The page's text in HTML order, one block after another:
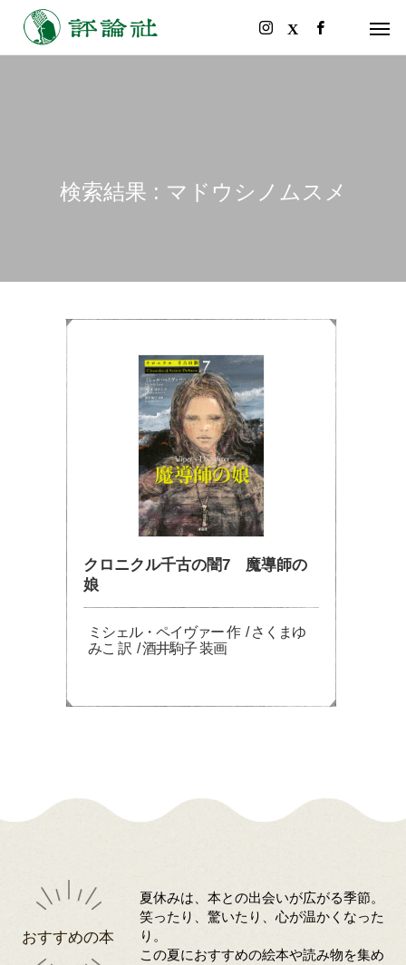
検索結果 : マドウシノムスメ
クロニクル千古の闇7 魔導師の
娘
ミシェル・ペイヴァー 作 / さくまゆ
みこ 訳 / 酒井駒子 装画
おすすめの本
夏休みは、本との出会いが広がる季節。
笑ったり、驚いたり、心が温かくなった
り。
この夏におすすめの絵本や読み物を集め